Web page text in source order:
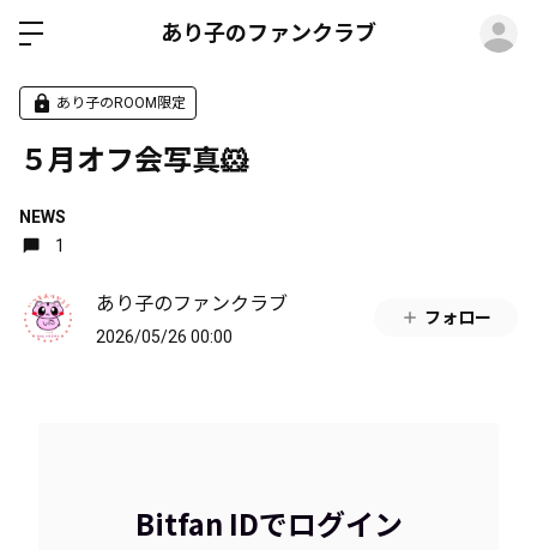
あり子のファンクラブ
あり子のROOM限定
５月オフ会写真🐹
NEWS
1
あり子のファンクラブ
2026/05/26 00:00
フォロー
Bitfan IDでログイン